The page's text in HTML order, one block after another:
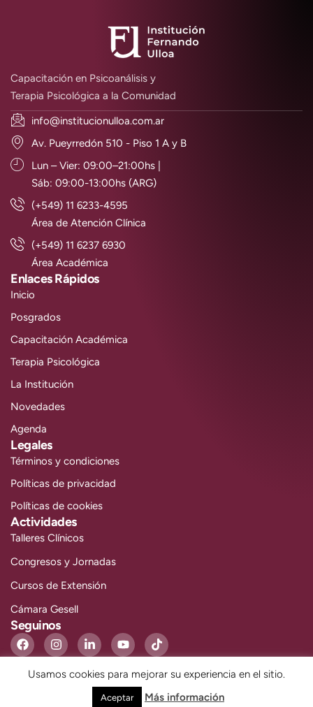
Capacitación en Psicoanálisis y
Terapia Psicológica a la Comunidad
info@institucionulloa.com.ar
Av. Pueyrredón 510 - Piso 1 A y B
Lun – Vier: 09:00–21:00hs |
Sáb: 09:00-13:00hs (ARG)
(+549) 11 6233-4595
Área de Atención Clínica
(+549) 11 6237 6930
Área Académica
Enlaces Rápidos
Inicio
Posgrados
Capacitación Académica
Terapia Psicológica
La Institución
Novedades
Agenda
Legales
Términos y condiciones
Políticas de privacidad
Políticas de cookies
Actividades
Talleres Clínicos
Congresos y Jornadas
Cursos de Extensión
Cámara Gesell
Seguinos
ULLOA - TODOS LOS DERECHOS RESERVADOS.
Usamos cookies para mejorar su experiencia en el sitio.
Aceptar Más información